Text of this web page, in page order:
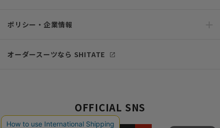
ポリシー・企業情報
オーダースーツなら SHITATE
OFFICIAL SNS